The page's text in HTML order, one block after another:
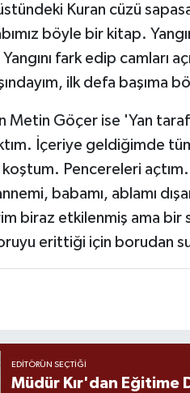
Kuran cüzü
böyle bir kitap.
fark edip camları
ilk defa başıma
Metin Göçer ise 'Yan
İçeriye geldiğimde
Pencereleri açtım.
babamı, ablamı
biraz etkilenmiş ama bir
erittiği için borudan
EDITÖRÜN SEÇTIĞI
Müdür Kır'dan Eğitime